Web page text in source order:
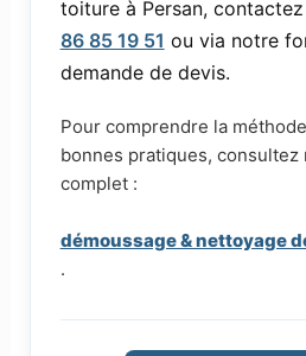
toiture à Persan, contactez
86 85 19 51 ou via notre
demande de devis.
Pour comprendre la
bonnes pratiques, consultez
complet :
démoussage & nettoyage
.